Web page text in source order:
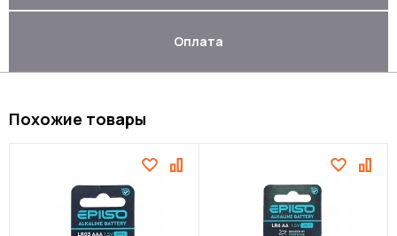
Оплата
Похожие товары